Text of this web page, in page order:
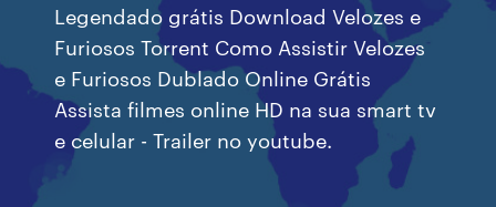
Legendado grátis Download Velozes e
Furiosos Torrent Como Assistir Velozes
e Furiosos Dublado Online Grátis
Assista filmes online HD na sua smart tv
e celular - Trailer no youtube.